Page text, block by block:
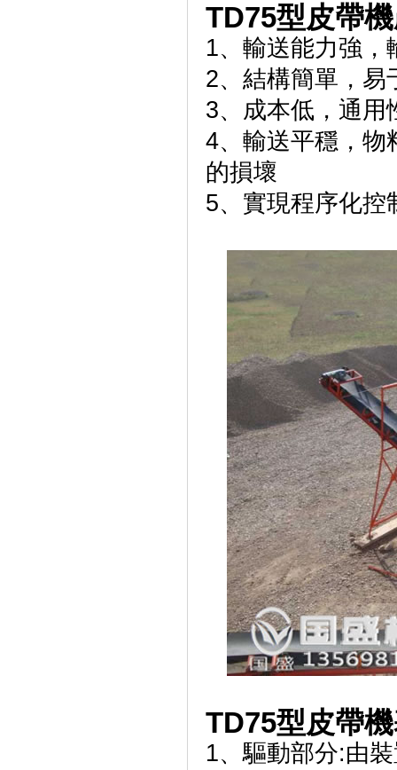
TD75型皮帶機
1、輸送能力強，
2、結構簡單，易
3、成本低，
4、輸送平穩，物
的損壞
5、實現程序化控
TD75型皮帶
1、驅動部分:由